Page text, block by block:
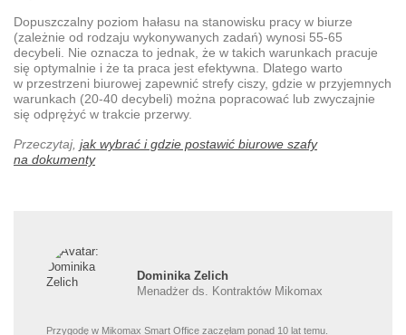
Dopuszczalny poziom hałasu na stanowisku pracy w biurze
(zależnie od rodzaju wykonywanych zadań) wynosi 55-65
decybeli. Nie oznacza to jednak, że w takich warunkach pracuje
się optymalnie i że ta praca jest efektywna. Dlatego warto
w przestrzeni biurowej zapewnić strefy ciszy, gdzie w przyjemnych
warunkach (20-40 decybeli) można popracować lub zwyczajnie
się odprężyć w trakcie przerwy.
Przeczytaj, jak wybrać i gdzie postawić biurowe szafy
na dokumenty
Dominika Zelich
Menadżer ds. Kontraktów Mikomax
Przygodę w Mikomax Smart Office zaczęłam ponad 10 lat temu.